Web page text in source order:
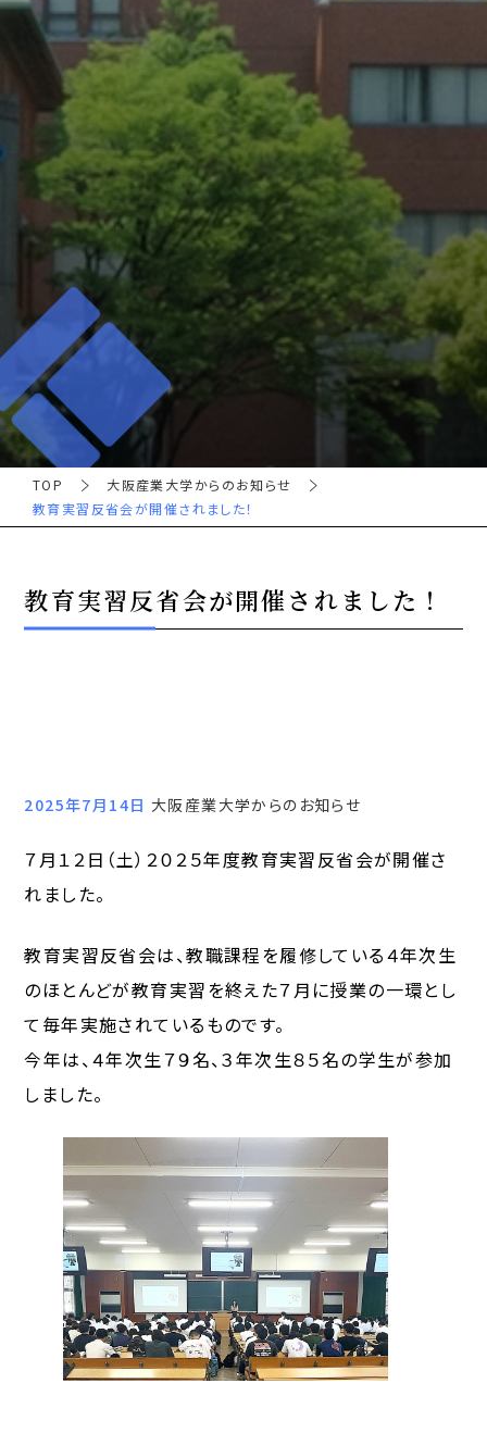
TOP
大阪産業大学からのお知らせ
教育実習反省会が開催されました！
教育実習反省会が開催されました！
2025年7月14日 大阪産業大学からのお知らせ
７月１２日（土）２０２５年度教育実習反省会が開催さ
れました。
教育実習反省会は、教職課程を履修している４年次生
のほとんどが教育実習を終えた７月に授業の一環とし
て毎年実施されているものです。
今年は、４年次生７９名、３年次生８５名の学生が参加
しました。